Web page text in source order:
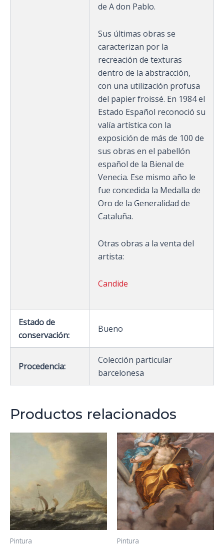
de A don Pablo.
Sus últimas obras se
caracterizan por la
recreación de texturas
dentro de la abstracción,
con una utilización profusa
del papier froissé. En 1984 el
Estado Español reconoció su
valía artística con la
exposición de más de 100 de
sus obras en el pabellón
español de la Bienal de
Venecia. Ese mismo año le
fue concedida la Medalla de
Oro de la Generalidad de
Cataluña.
Otras obras a la venta del
artista:
Candide
Estado de
conservación:
Bueno
Procedencia:
Colección particular
barcelonesa
Productos relacionados
Pintura
Pintura